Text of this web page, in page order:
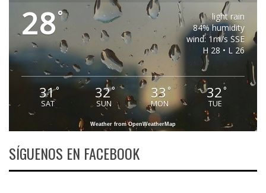
28°
light rain
84% humidity
wind: 1m/s SSE
H 28 • L 26
31°
SAT
32°
SUN
33 °
MON
32°
TUE
Weather from OpenWeatherMap
SÍGUENOS EN FACEBOOK